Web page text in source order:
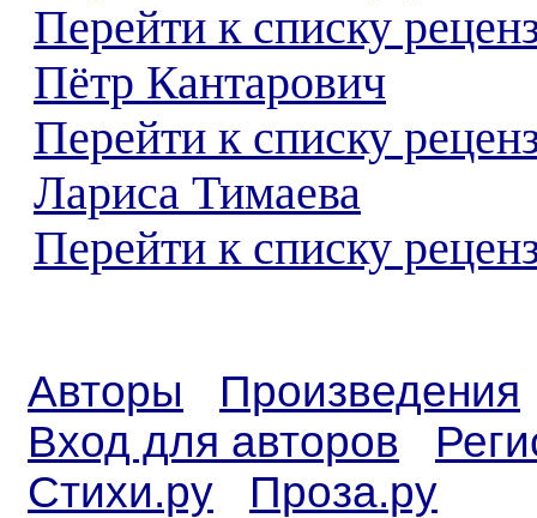
Перейти к списку
Пётр Кантарович
Перейти к списку
Лариса Тимаева
Перейти к списку
Авторы
Произведения
Вход для авторов
Стихи.ру
Проза.ру